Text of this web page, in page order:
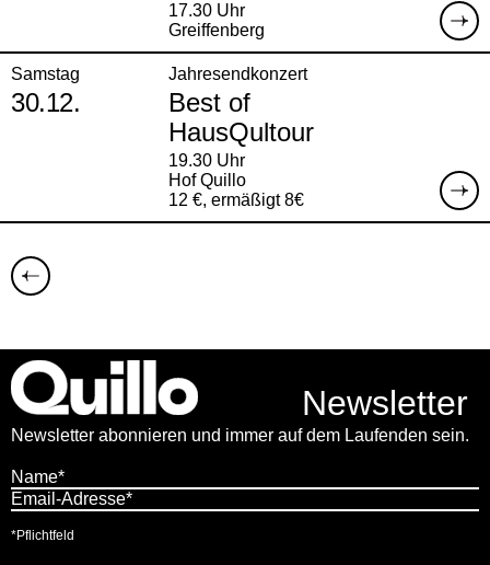
17.30 Uhr
Greiffenberg
Samstag
30.12.
Jahresendkonzert
Best of
HausQultour
19.30 Uhr
Hof Quillo
12 €, ermäßigt 8€
Newsletter
Newsletter abonnieren und immer auf dem Laufenden sein.
*Pflichtfeld